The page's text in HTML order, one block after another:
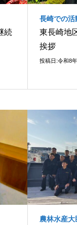
続
長崎での活
東長崎地
挨拶
投稿日:令和8
農林水産